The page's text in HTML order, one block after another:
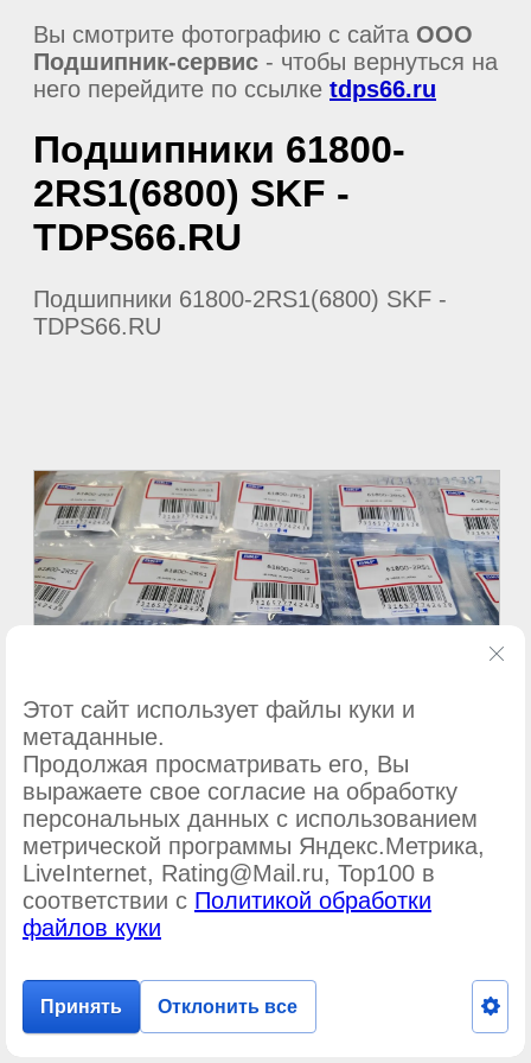
Вы смотрите фотографию с сайта ООО
Подшипник-сервис - чтобы вернуться на
него перейдите по ссылке tdps66.ru
Подшипники 61800-
2RS1(6800) SKF -
TDPS66.RU
Подшипники 61800-2RS1(6800) SKF -
TDPS66.RU
©ООО Подшипник-сервис
Этот сайт использует файлы куки и
метаданные.
Продолжая просматривать его, Вы
выражаете свое согласие на обработку
персональных данных с использованием
метрической программы Яндекс.Метрика,
LiveInternet, Rating@Mail.ru, Top100 в
соответствии с Политикой обработки
файлов куки
Принять Отклонить все